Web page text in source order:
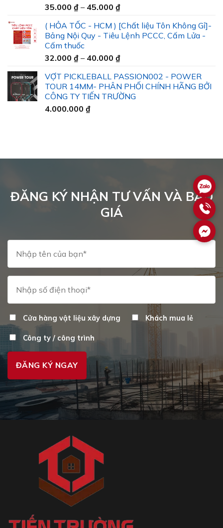
35.000 ₫ – 45.000 ₫Khoảng
từ
35.000 ₫
45.000 ₫
( HỎA TỐC - HCM ) [Chất liệu Tôn Không Gỉ]-
Bảng Nội Quy - Tiêu Lệnh PCCC, Cấm Lửa -
Cấm thuốc
32.000 ₫ – 40.000 ₫Khoảng
từ
32.000 ₫
đến
VỢT PICKLEBALL PASSION002 - POWER
TOUR 14MM- PHÂN PHỐI CHÍNH HÃNG BỞI
CÔNG TY TIẾN TRƯỜNG
4.000.000 ₫
ĐĂNG KÝ NHẬN TƯ VẤN VÀ BÁO
GIÁ
Cửa hàng vật liệu xây dựng Khách mua lẻ
Công ty / công trình